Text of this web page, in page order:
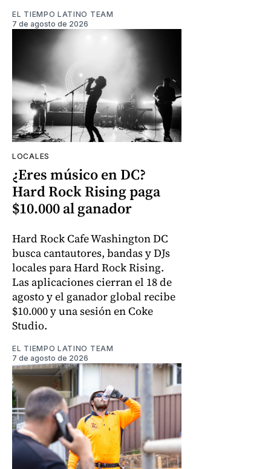
EL TIEMPO LATINO TEAM
7 de agosto de 2026
LOCALES
¿Eres músico en DC?
Hard Rock Rising paga
$10.000 al ganador
Hard Rock Cafe Washington DC
busca cantautores, bandas y DJs
locales para Hard Rock Rising.
Las aplicaciones cierran el 18 de
agosto y el ganador global recibe
$10.000 y una sesión en Coke
Studio.
EL TIEMPO LATINO TEAM
7 de agosto de 2026